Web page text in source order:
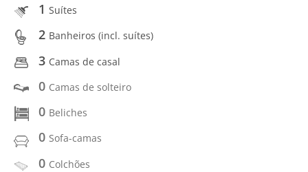
1 Suítes
2 Banheiros (incl. suítes)
3 Camas de casal
0 Camas de solteiro
0 Beliches
0 Sofa-camas
0 Colchões